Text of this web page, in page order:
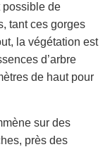
possible de
tant ces gorges
la végétation est
d’arbre
de haut pour
sur des
près des